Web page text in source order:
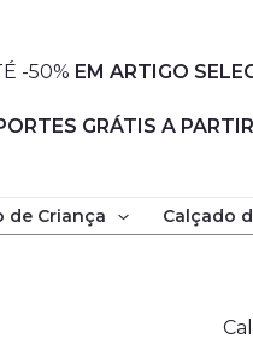
-50% EM ARTIGO
GRÁTIS A
de Criança Calçado